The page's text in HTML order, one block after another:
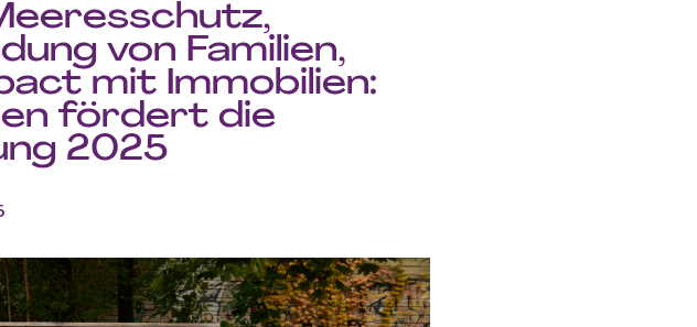
von Familien,
mit Immobilien:
fördert die
2025